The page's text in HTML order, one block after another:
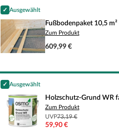
✓ Ausgewählt
Fußbodenpaket 10,5 m² (7 x 1,5 m²) für
Fußbodenpaket 10,5
Zum Produkt
609,99 €
✓ Ausgewählt
Holzschutz-Grund WR farblos 2,5 Liter
Holzschutz-Grund WR
Zum Produkt
UVP73,19 €
59,90 €